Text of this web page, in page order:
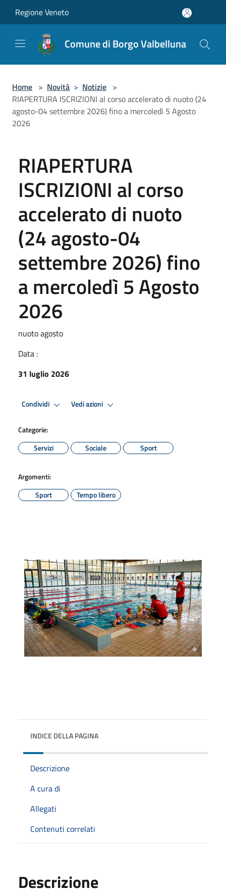
Regione Veneto
Comune di Borgo Valbelluna
Home > Novità > Notizie >
RIAPERTURA ISCRIZIONI al corso accelerato di nuoto (24
agosto-04 settembre 2026) fino a mercoledì 5 Agosto
2026
RIAPERTURA
ISCRIZIONI al corso
accelerato di nuoto
(24 agosto-04
settembre 2026) fino
a mercoledì 5 Agosto
2026
nuoto agosto
Data :
31 luglio 2026
Condividi Vedi azioni
Categorie:
Servizi
Sociale Sport
Argomenti:
Sport
Tempo libero
INDICE DELLA PAGINA
Descrizione
A cura di
Allegati
Contenuti correlati
Descrizione